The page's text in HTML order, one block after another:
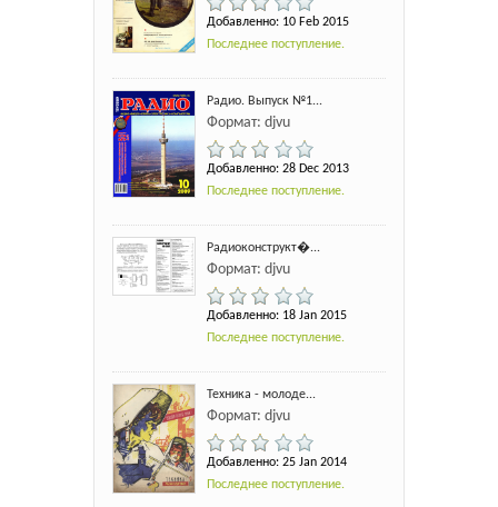
Добавленно: 10 Feb 2015
Последнее поступление.
Радио. Выпуск №1...
Формат: djvu
Добавленно: 28 Dec 2013
Последнее поступление.
Радиоконструкт�...
Формат: djvu
Добавленно: 18 Jan 2015
Последнее поступление.
Техника - молоде...
Формат: djvu
Добавленно: 25 Jan 2014
Последнее поступление.